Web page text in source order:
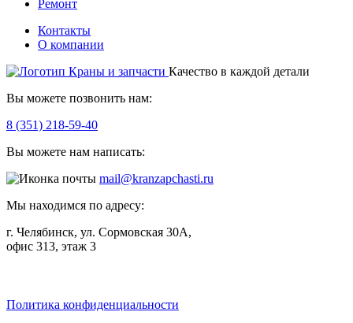
Ремонт
Контакты
О компании
Качество в каждой детали
Вы можете позвонить нам:
8 (351) 218-59-40
Вы можете нам написать:
mail@kranzapchasti.ru
Мы находимся по адресу:
г. Челябинск, ул. Сормовская 30А,
офис 313, этаж 3
Политика конфиденциальности